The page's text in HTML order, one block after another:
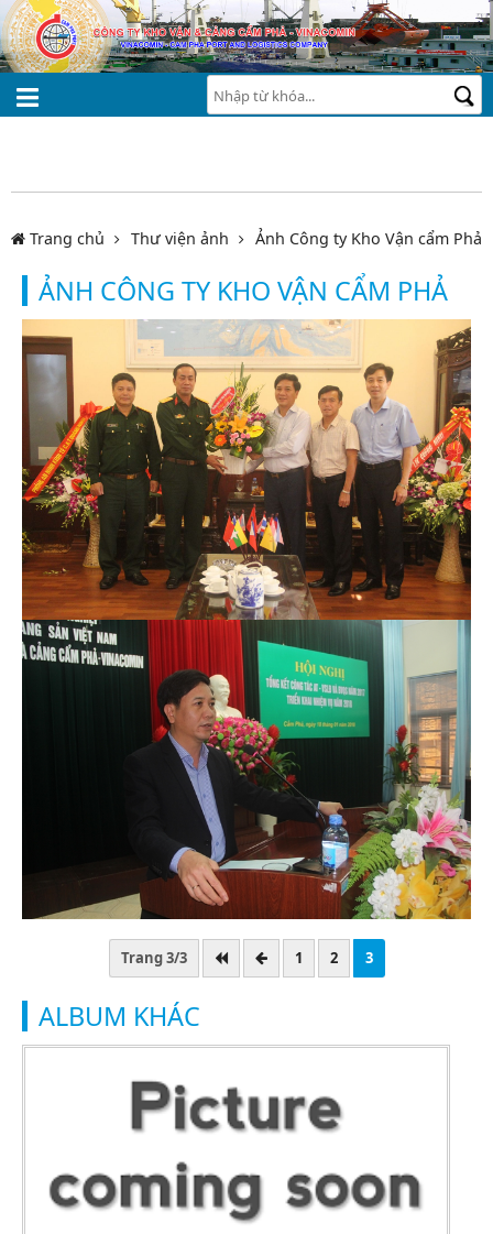
Trang chủ Thư viện ảnh Ảnh Công ty Kho Vận cẩm Phả
ẢNH CÔNG TY KHO VẬN CẨM PHẢ
Trang 3/3 1 2 3
ALBUM KHÁC